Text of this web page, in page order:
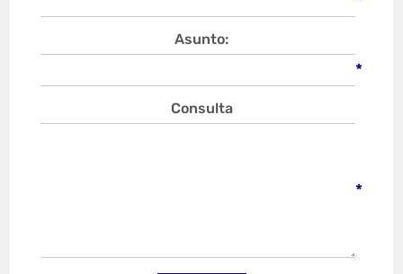
Asunto:
*
Consulta
*